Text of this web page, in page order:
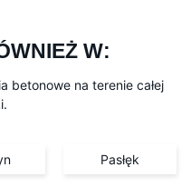
W:
betonowe na terenie całej
Pasłęk